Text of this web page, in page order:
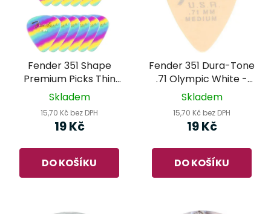
Fender 351 Shape
Premium Picks Thin
Rainbow - trsátko
Skladem
15,70 Kč bez DPH
19 Kč
DO KOŠÍKU
Fender 351 Dura-Tone
.71 Olympic White -
trsátko
Skladem
15,70 Kč bez DPH
19 Kč
DO KOŠÍKU